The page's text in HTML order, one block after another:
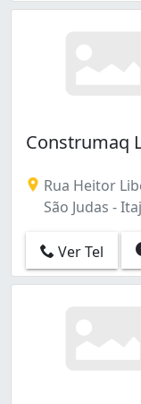
Construmaq
Rua Heitor
São Judas -
Ver Tel